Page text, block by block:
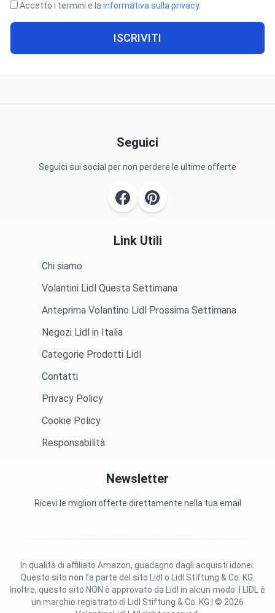
Accetto i termini e lainformativa sulla privacy.
ISCRIVITI
Seguici
Seguici sui social per non perdere le ultime offerte
Link Utili
Chi siamo
Volantini Lidl Questa Settimana
Anteprima Volantino Lidl Prossima Settimana
Negozi Lidl in Italia
Categorie Prodotti Lidl
Contatti
Privacy Policy
Cookie Policy
Responsabilità
Newsletter
Ricevi le migliori offerte direttamente nella tua email
Questo sito non fa parte del sito Lidl o Lidl Stiftung & Co. KG.
Inoltre, questo sito NON è approvato da Lidl in alcun modo. | LIDL è
un marchio registrato di Lidl Stiftung & Co. KG | © 2026
In qualità di affiliato Amazon, guadagno dagli acquisti idonei.